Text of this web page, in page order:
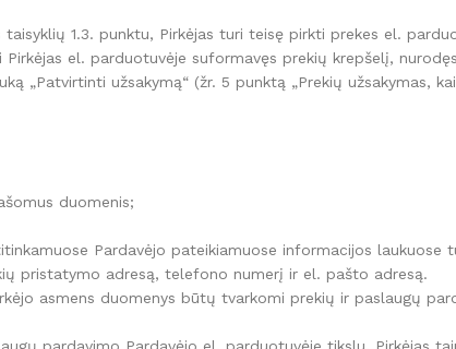
1.3. punktu, Pirkėjas turi teisę pirkti prekes el.
el. parduotuvėje suformavęs prekių krepšelį,
„Patvirtinti užsakymą“ (žr. 5 punktą „Prekių užsakymas,
duomenis;
Pardavėjo pateikiamuose informacijos laukuose
pristatymo adresą, telefono numerį ir el. pašto adresą.
asmens duomenys būtų tvarkomi prekių ir paslaugų